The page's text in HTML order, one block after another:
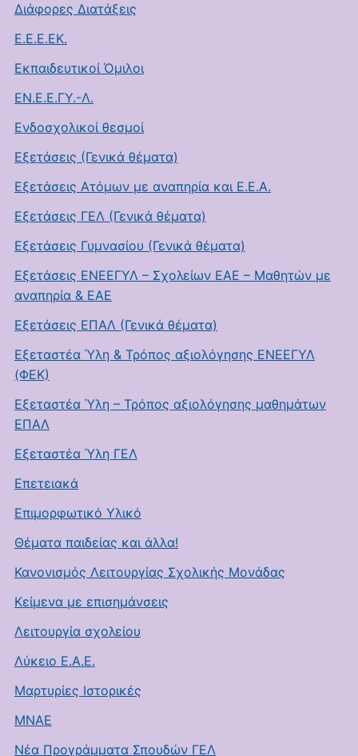
Διάφορες Διατάξεις
Ε.Ε.Ε.ΕΚ.
Εκπαιδευτικοί Όμιλοι
ΕΝ.Ε.Ε.ΓΥ.-Λ.
Ενδοσχολικοί θεσμοί
Εξετάσεις (Γενικά θέματα)
Εξετάσεις Ατόμων με αναπηρία και Ε.Ε.Α.
Εξετάσεις ΓΕΛ (Γενικά θέματα)
Εξετάσεις Γυμνασίου (Γενικά θέματα)
Εξετάσεις ΕΝΕΕΓΥΛ – Σχολείων ΕΑΕ – Μαθητών με
αναπηρία & ΕΑΕ
Εξετάσεις ΕΠΑΛ (Γενικά θέματα)
Εξεταστέα Ύλη & Τρόπος αξιολόγησης ΕΝΕΕΓΥΛ
(ΦΕΚ)
Εξεταστέα Ύλη – Τρόπος αξιολόγησης μαθημάτων
ΕΠΑΛ
Εξεταστέα Ύλη ΓΕΛ
Επετειακά
Επιμορφωτικό Υλικό
Θέματα παιδείας και άλλα!
Κανονισμός Λειτουργίας Σχολικής Μονάδας
Κείμενα με επισημάνσεις
Λειτουργία σχολείου
Λύκειο Ε.Α.Ε.
Μαρτυρίες Ιστορικές
ΜΝΑΕ
Νέα Προγράμματα Σπουδών ΓΕΛ